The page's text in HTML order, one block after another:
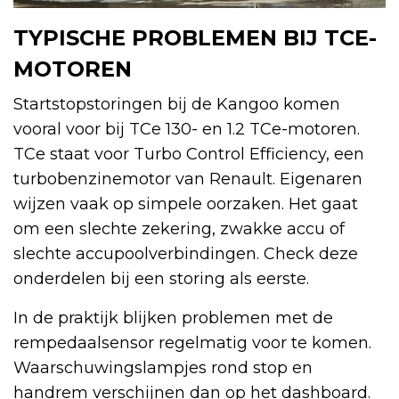
TYPISCHE PROBLEMEN BIJ TCE-
MOTOREN
Startstopstoringen bij de Kangoo komen
vooral voor bij TCe 130- en 1.2 TCe-motoren.
TCe staat voor Turbo Control Efficiency, een
turbobenzinemotor van Renault. Eigenaren
wijzen vaak op simpele oorzaken. Het gaat
om een slechte zekering, zwakke accu of
slechte accupoolverbindingen. Check deze
onderdelen bij een storing als eerste.
In de praktijk blijken problemen met de
rempedaalsensor regelmatig voor te komen.
Waarschuwingslampjes rond stop en
handrem verschijnen dan op het dashboard.